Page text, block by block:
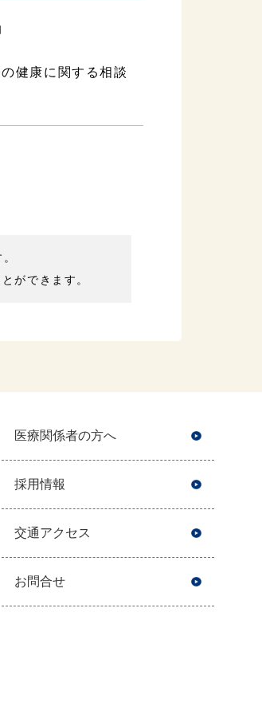
健康に関する相談
ができます。
医療関係者の方へ
採用情報
交通アクセス
お問合せ